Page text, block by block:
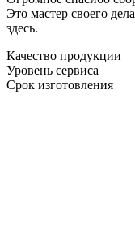
Это мастер своего
здесь.
Качество продукции
Уровень сервиса
Срок изготовления